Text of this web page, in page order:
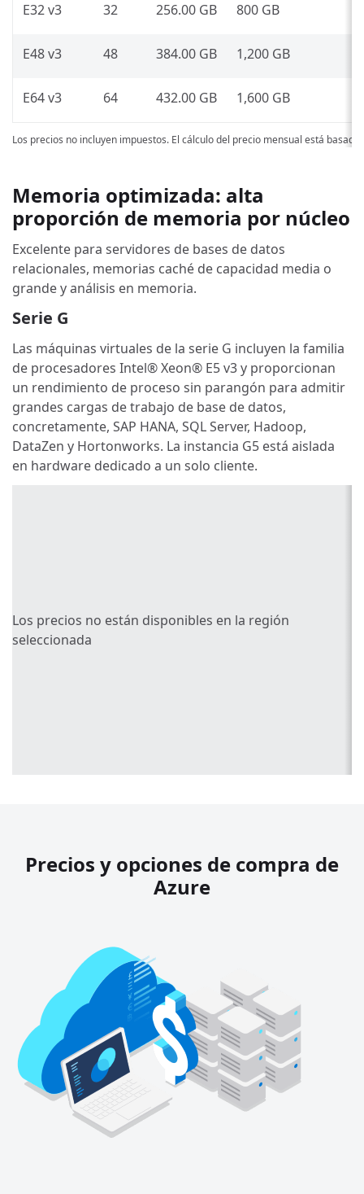
E32 v3 32 256.00 GB 800 GB
E48 v3 48 384.00 GB 1,200 GB
E64 v3 64 432.00 GB 1,600 GB
Los precios no incluyen impuestos. El cálculo del precio mensual está
Memoria optimizada: alta
proporción de memoria por núcleo
Excelente para servidores de bases de datos
relacionales, memorias caché de capacidad media o
grande y análisis en memoria.
Serie G
Las máquinas virtuales de la serie G incluyen la familia
de procesadores Intel® Xeon® E5 v3 y proporcionan
un rendimiento de proceso sin parangón para admitir
grandes cargas de trabajo de base de datos,
concretamente, SAP HANA, SQL Server, Hadoop,
DataZen y Hortonworks. La instancia G5 está aislada
en hardware dedicado a un solo cliente.
Los precios no están disponibles en la región
seleccionada
Precios y opciones de compra de
Azure